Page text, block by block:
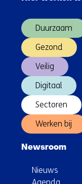
Duurzaam
Gezond
Veilig
Digitaal
Sectoren
Werken bij
Newsroom
Nieuws